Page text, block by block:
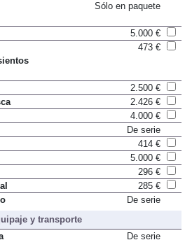
4.000 €
5.000 €
2.500 €
2.426 €
4.000 €
De serie
414 €
5.000 €
296 €
285 €
y transporte